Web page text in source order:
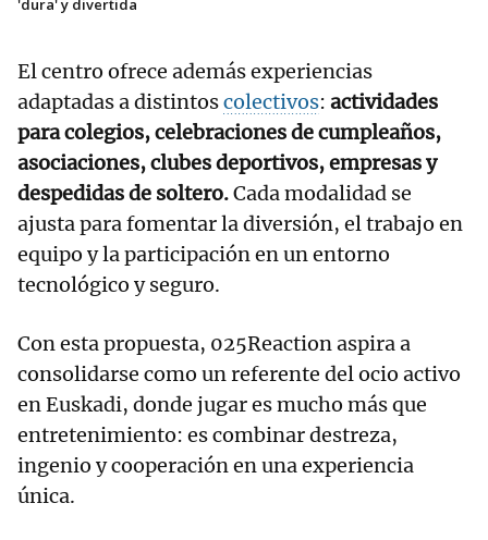
'dura' y divertida
El centro ofrece además experiencias
adaptadas a distintoscolectivos: actividades
para colegios, celebraciones de cumpleaños,
asociaciones, clubes deportivos, empresas y
despedidas de soltero.Cada modalidad se
ajusta para fomentar la diversión, el trabajo en
equipo y la participación en un entorno
tecnológico y seguro.
Con esta propuesta, 025Reaction aspira a
consolidarse como un referente del ocio activo
en Euskadi, donde jugar es mucho más que
entretenimiento: es combinar destreza,
ingenio y cooperación en una experiencia
única.